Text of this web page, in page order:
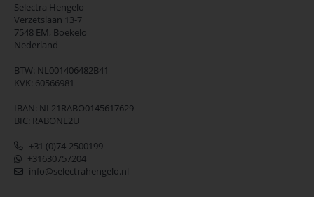
Selectra Hengelo
Verzetslaan 13-7
7548 EM, Boekelo
Nederland
BTW: NL001406482B41
KVK: 60566981
IBAN: NL21RABO0145617629
BIC: RABONL2U
+31 (0)74-2500199
+31630757204
info@selectrahengelo.nl